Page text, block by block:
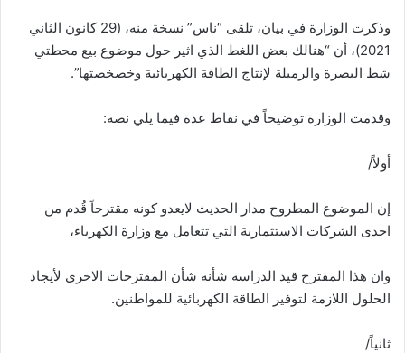
وذكرت الوزارة في بيان، تلقى “ناس” نسخة منه، (29 كانون الثاني
2021)، أن “هنالك بعض اللغط الذي اثير حول موضوع بيع محطتي
شط البصرة والرميلة لإنتاج الطاقة الكهربائية وخصخصتها”.
وقدمت الوزارة توضيحاً في نقاط عدة فيما يلي نصه:
أولاً/
إن الموضوع المطروح مدار الحديث لايعدو كونه مقترحاً قُدم من
احدى الشركات الاستثمارية التي تتعامل مع وزارة الكهرباء،
وان هذا المقترح قيد الدراسة شأنه شأن المقترحات الاخرى لأيجاد
الحلول اللازمة لتوفير الطاقة الكهربائية للمواطنين.
ثانياً/